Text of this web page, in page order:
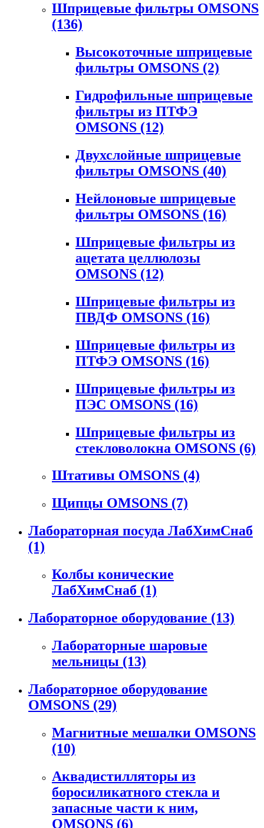
Шприцевые фильтры OMSONS
(136)
Высокоточные шприцевые
фильтры OMSONS (2)
Гидрофильные шприцевые
фильтры из ПТФЭ
OMSONS (12)
Двухслойные шприцевые
фильтры OMSONS (40)
Нейлоновые шприцевые
фильтры OMSONS (16)
Шприцевые фильтры из
ацетата целлюлозы
OMSONS (12)
Шприцевые фильтры из
ПВДФ OMSONS (16)
Шприцевые фильтры из
ПТФЭ OMSONS (16)
Шприцевые фильтры из
ПЭС OMSONS (16)
Шприцевые фильтры из
стекловолокна OMSONS (6)
Штативы OMSONS (4)
Щипцы OMSONS (7)
Лабораторная посуда ЛабХимСнаб
(1)
Колбы конические
ЛабХимСнаб (1)
Лабораторное оборудование (13)
Лабораторные шаровые
мельницы (13)
Лабораторное оборудование
OMSONS (29)
Магнитные мешалки OMSONS
(10)
Аквадистилляторы из
боросиликатного стекла и
запасные части к ним,
OMSONS (6)